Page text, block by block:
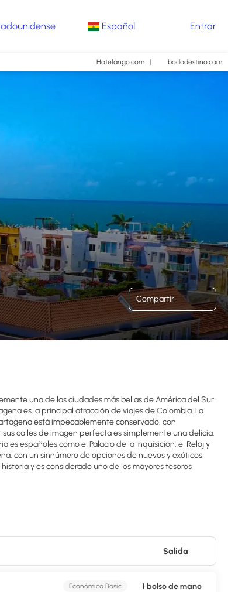
Español Entrar
Hotelango.com bodadestino.com
Compartir
una de las ciudades más bellas de América del Sur.
es la principal atracción de viajes de Colombia. La
está impecablemente conservado, con
calles de imagen perfecta es simplemente una delicia.
españoles como el Palacio de la Inquisición, el Reloj y
con un sinnúmero de opciones de nuevos y exóticos
y es considerado uno de los mayores tesoros
Salida
Económica Basic 1 bolso de mano